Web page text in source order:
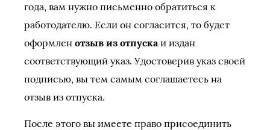
года, вам нужно письменно обратиться к
работодателю. Если он согласится, то будет
оформлен отзыв из отпускаи издан
соответствующий указ. Удостоверив указ своей
подписью, вы тем самым соглашаетесь на
отзыв из отпуска.
После этого вы имеете право присоединить